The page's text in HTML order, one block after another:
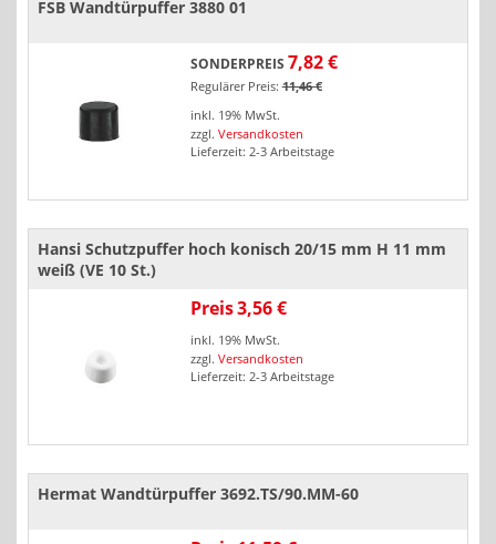
FSB Wandtürpuffer 3880 01
SONDERPREIS 7,82 €
Regulärer Preis: 11,46 €
inkl. 19% MwSt.
zzgl. Versandkosten
Lieferzeit: 2-3 Arbeitstage
Hansi Schutzpuffer hoch konisch 20/15 mm H 11 mm
weiß (VE 10 St.)
Preis3,56 €
inkl. 19% MwSt.
zzgl. Versandkosten
Lieferzeit: 2-3 Arbeitstage
Hermat Wandtürpuffer 3692.TS/90.MM-60